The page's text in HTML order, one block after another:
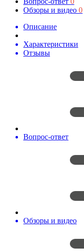
Обзоры и видео 0
Описание
Характеристики
Отзывы
Вопрос-ответ
Обзоры и видео